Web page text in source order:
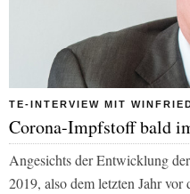
TE-INTERVIEW MIT
Corona-Impfstoff bald
Angesichts der Entwicklung
2019, also dem letzten Jahr